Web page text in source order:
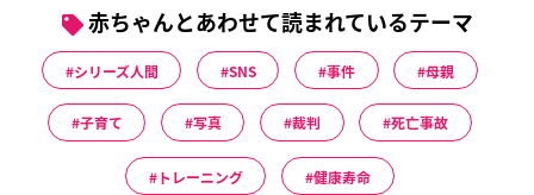
赤ちゃんとあわせて読まれているテーマ
シリーズ人間 SNS 事件 母親
子育て 写真 裁判 死亡事故
トレーニング 健康寿命